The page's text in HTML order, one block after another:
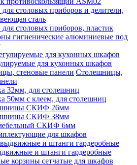
столовых приборов и делители,
сталь
столовых приборов, пластик
гигиенические алюминиевые под
для кухонных шкафов
Столешницы,
32мм, для столешниц
50мм с клеем, для столешниц
СКИФ 26мм
СКИФ 38мм
СКИФ 6мм
для шкафов
и штанги гардеробные